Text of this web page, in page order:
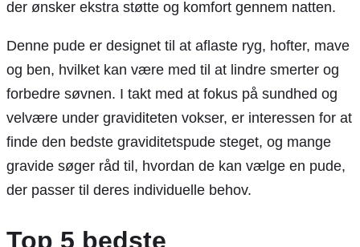
der ønsker ekstra støtte og komfort gennem natten.
Denne pude er designet til at aflaste ryg, hofter, mave
og ben, hvilket kan være med til at lindre smerter og
forbedre søvnen. I takt med at fokus på sundhed og
velvære under graviditeten vokser, er interessen for at
finde den bedste graviditetspude steget, og mange
gravide søger råd til, hvordan de kan vælge en pude,
der passer til deres individuelle behov.
Top 5 bedste